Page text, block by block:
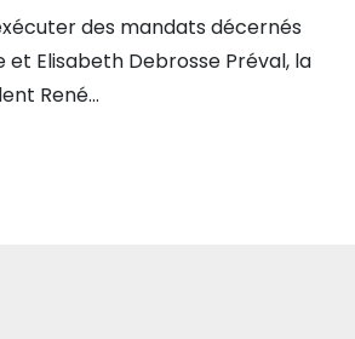
des mandats décernés
Elisabeth Debrosse Préval, la
René…